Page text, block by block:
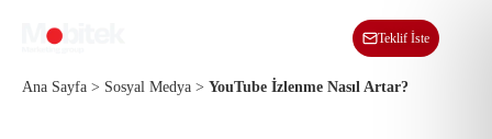
Teklif İste
Ana Sayfa > Sosyal Medya > YouTube İzlenme Nasıl Artar?